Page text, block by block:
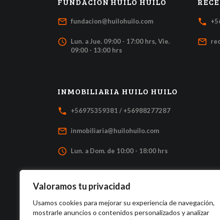
Valoramos tu privacidad
Usamos cookies para mejorar su experiencia de navegación,
mostrarle anuncios o contenidos personalizados y analizar
mail_outline fundacion@huilohuilo.com
access_time Lun. a Jue. 09:00 - 17:00 hrs, Vie.
09:00 - 13:00 hrs
local_phone
mail_outline
INMOBILIARIA HUILO HUILO
local_phone +56975359381 / +56988277287
mail_outline inmobiliaria@huilohuilo.com
access_time Lun. a Dom. de 10:00 - 18:00 hrs